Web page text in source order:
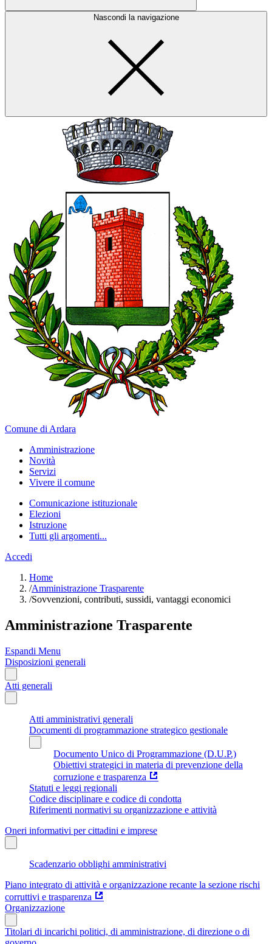
Nascondi la navigazione
Comune di Ardara
Amministrazione
Novità
Servizi
Vivere il comune
Comunicazione istituzionale
Elezioni
Istruzione
Tutti gli argomenti...
Accedi
Home
/Amministrazione Trasparente
/Sovvenzioni, contributi, sussidi, vantaggi economici
Amministrazione Trasparente
Espandi Menu
Disposizioni generali
Atti generali
Atti amministrativi generali
Documenti di programmazione strategico gestionale
Documento Unico di Programmazione (D.U.P.)
Obiettivi strategici in materia di prevenzione della
corruzione e trasparenza
Statuti e leggi regionali
Codice disciplinare e codice di condotta
Riferimenti normativi su organizzazione e attività
Oneri informativi per cittadini e imprese
Scadenzario obblighi amministrativi
Piano integrato di attività e organizzazione recante la sezione rischi
corruttivi e trasparenza
Organizzazione
Titolari di incarichi politici, di amministrazione, di direzione o di